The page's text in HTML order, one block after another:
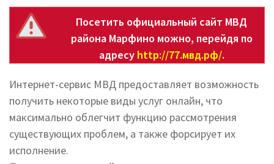
Посетить официальный сайт МВД
района Марфино можно, перейдя по
адресу http://77.мвд.рф/.
Интернет-сервис МВД предоставляет возможность
получить некоторые виды услуг онлайн, что
максимально облегчит функцию рассмотрения
существующих проблем, а также форсирует их
исполнение.